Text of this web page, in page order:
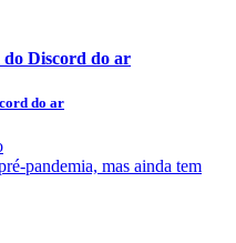
Discord do ar
do ar